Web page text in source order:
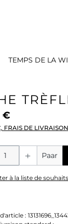
TEMPS DE LA
€
FRAIS DE
dePaar
à la liste de souhaits
: